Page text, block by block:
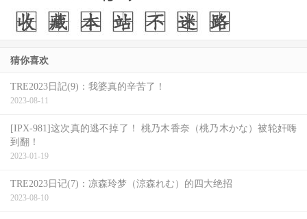
业界的方式，有些人是讲了以后再走、有些人是走了以后再
说、还有些人是什么都不说就离开了，在业界这称为フェー
ドアウト、也就是淡出的意思，这一行女艺人来来去去，有
个人碰到的状况不一样，选择也不一样：
那还有没有起死回生的机会呢？
猜你喜欢
TRE2023日記(9)：我婆真的辛苦了！
2023-08-11
[IPX-981]这次真的逃不掉了！ 桃乃木香奈（桃乃木かな）被轮奸嗨
到翻！
2023-01-19
TRE2023日记(7)：凉森玲梦（涼森れむ）的四大绝招
2023-08-10